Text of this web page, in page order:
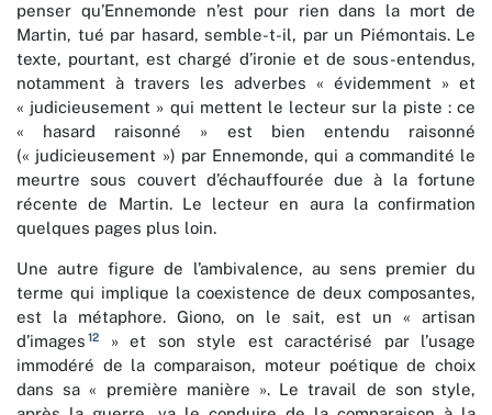
penser qu’Ennemonde n’est pour rien dans la mort de
Martin, tué par hasard, semble-t-il, par un Piémontais. Le
texte, pourtant, est chargé d’ironie et de sous-entendus,
notamment à travers les adverbes « évidemment » et
« judicieusement » qui mettent le lecteur sur la piste : ce
« hasard raisonné » est bien entendu raisonné
(« judicieusement ») par Ennemonde, qui a commandité le
meurtre sous couvert d’échauffourée due à la fortune
récente de Martin. Le lecteur en aura la confirmation
quelques pages plus loin.
Une autre figure de l’ambivalence, au sens premier du
terme qui implique la coexistence de deux composantes,
est la métaphore. Giono, on le sait, est un « artisan
d’images 12
» et son style est caractérisé par l’usage
immodéré de la comparaison, moteur poétique de choix
dans sa « première manière ». Le travail de son style,